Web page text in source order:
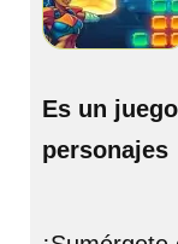
Es un
personajes